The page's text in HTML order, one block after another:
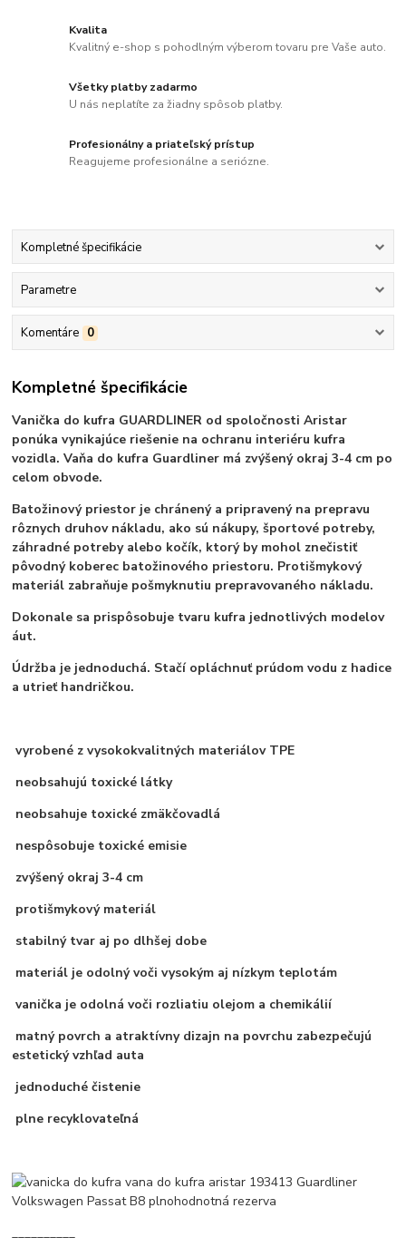
Kvalita
Kvalitný e-shop s pohodlným výberom tovaru pre Vaše auto.
Všetky platby zadarmo
U nás neplatíte za žiadny spôsob platby.
Profesionálny a priateľský prístup
Reagujeme profesionálne a seriózne.
Kompletné špecifikácie
Parametre
Komentáre 0
Kompletné špecifikácie
Vanička do kufra GUARDLINER od spoločnosti Aristar
ponúka vynikajúce riešenie na ochranu interiéru kufra
vozidla. Vaňa do kufra Guardliner má zvýšený okraj 3-4 cm po
celom obvode.
Batožinový priestor je chránený a pripravený na prepravu
rôznych druhov nákladu, ako sú nákupy, športové potreby,
záhradné potreby alebo kočík, ktorý by mohol znečistiť
pôvodný koberec batožinového priestoru. Protišmykový
materiál zabraňuje pošmyknutiu prepravovaného nákladu.
Dokonale sa prispôsobuje tvaru kufra jednotlivých modelov
áut.
Údržba je jednoduchá. Stačí opláchnuť prúdom vodu z hadice
a utrieť handričkou.
vyrobené z vysokokvalitných materiálov TPE
neobsahujú toxické látky
neobsahuje toxické zmäkčovadlá
nespôsobuje toxické emisie
zvýšený okraj 3-4 cm
protišmykový materiál
stabilný tvar aj po dlhšej dobe
materiál je odolný voči vysokým aj nízkym teplotám
vanička je odolná voči rozliatiu olejom a chemikálií
matný povrch a atraktívny dizajn na povrchu zabezpečujú
estetický vzhľad auta
jednoduché čistenie
plne recyklovateľná